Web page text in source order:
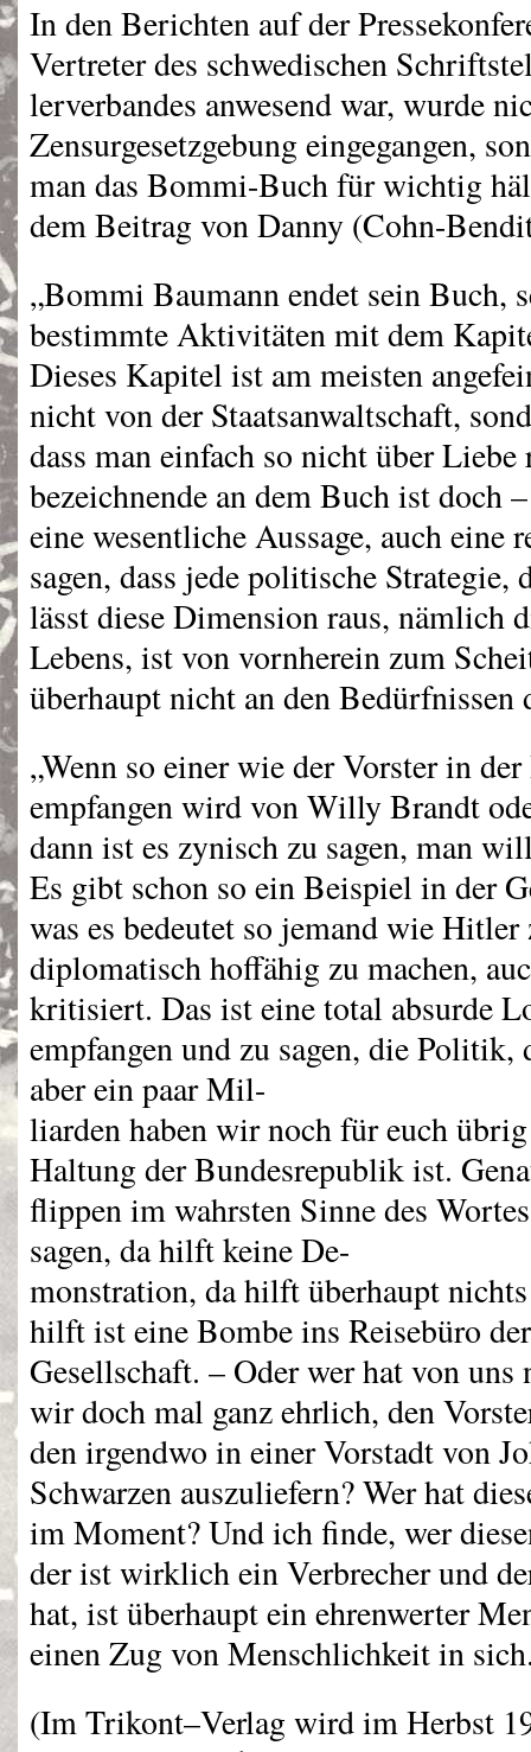
In den Berichten auf der
Vertreter des schwedischen
lerverbandes anwesend war, wurde
Zensurgesetzgebung eingegangen,
man das Bommi-Buch für wichtig
dem Beitrag von Danny (Cohn-
„Bommi Baumann endet sein Buch,
bestimmte Aktivitäten mit dem
Dieses Kapitel ist am meisten
nicht von der Staatsanwaltschaft,
dass man einfach so nicht über Liebe
bezeichnende an dem Buch ist doch
eine wesentliche Aussage, auch eine
sagen, dass jede politische
lässt diese Dimension raus, nämlich
Lebens, ist von vornherein zum
überhaupt nicht an den Bedürfnissen
„Wenn so einer wie der Vorster in
empfangen wird von Willy Brandt
dann ist es zynisch zu sagen, man
Es gibt schon so ein Beispiel in der
was es bedeutet so jemand wie
diplomatisch hoffähig zu machen,
kritisiert. Das ist eine total absurde
empfangen und zu sagen, die
aber ein paar Mil-
liarden haben wir noch für euch
Haltung der Bundesrepublik ist.
flippen im wahrsten Sinne des
sagen, da hilft keine De-
monstration, da hilft überhaupt
hilft ist eine Bombe ins Reisebüro
Gesellschaft. – Oder wer hat von uns
wir doch mal ganz ehrlich, den
den irgendwo in einer Vorstadt von
Schwarzen auszuliefern? Wer hat
im Moment? Und ich finde, wer
der ist wirklich ein Verbrecher und
hat, ist überhaupt ein ehrenwerter
einen Zug von Menschlichkeit in
(Im Trikont–Verlag wird im Herbst